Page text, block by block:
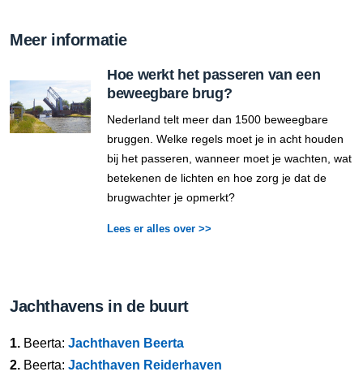
Meer informatie
Hoe werkt het passeren van een
beweegbare brug?
Nederland telt meer dan 1500 beweegbare
bruggen. Welke regels moet je in acht houden
bij het passeren, wanneer moet je wachten, wat
betekenen de lichten en hoe zorg je dat de
brugwachter je opmerkt?
Lees er alles over >>
Jachthavens in de buurt
1. Beerta: Jachthaven Beerta
2. Beerta: Jachthaven Reiderhaven